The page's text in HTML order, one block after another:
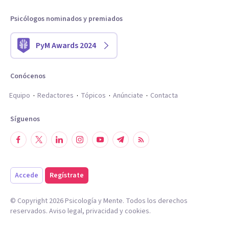
Psicólogos nominados y premiados
PyM Awards 2024
Conócenos
Equipo
Redactores Tópicos Anúnciate Contacta
Síguenos
Accede Regístrate
© Copyright 2026Psicología y Mente. Todos los derechos
reservados. Aviso legal, privacidad y cookies.